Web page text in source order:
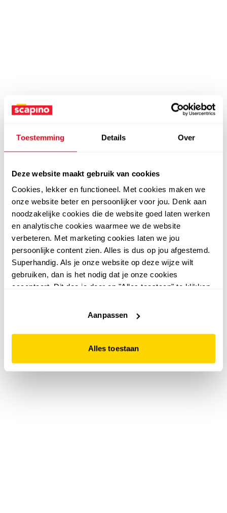
Toestemming Details Over
Deze website maakt gebruik van cookies
Cookies, lekker en functioneel. Met cookies maken we
onze website beter en persoonlijker voor jou. Denk aan
noodzakelijke cookies die de website goed laten werken
en analytische cookies waarmee we de website
verbeteren. Met marketing cookies laten we jou
persoonlijke content zien. Alles is dus op jou afgestemd.
Superhandig. Als je onze website op deze wijze wilt
gebruiken, dan is het nodig dat je onze cookies
accepteert. Dit doe je door op "Alles toestaan" te klikken.
website niet optimaal functioneert.
Aanpassen
Alles toestaan